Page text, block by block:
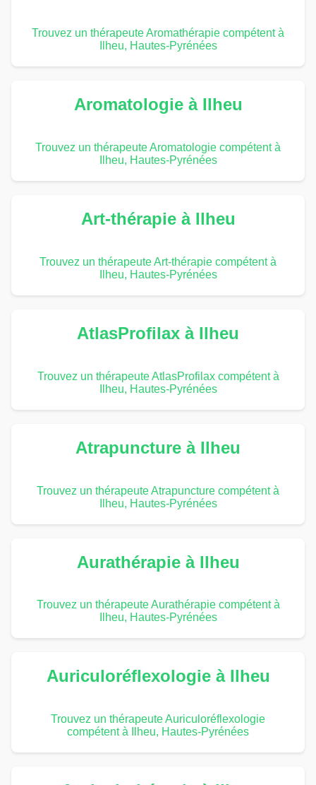
Trouvez un thérapeute Aromathérapie compétent à
Ilheu, Hautes-Pyrénées
Aromatologie à Ilheu
Trouvez un thérapeute Aromatologie compétent à
Ilheu, Hautes-Pyrénées
Art-thérapie à Ilheu
Trouvez un thérapeute Art-thérapie compétent à
Ilheu, Hautes-Pyrénées
AtlasProfilax à Ilheu
Trouvez un thérapeute AtlasProfilax compétent à
Ilheu, Hautes-Pyrénées
Atrapuncture à Ilheu
Trouvez un thérapeute Atrapuncture compétent à
Ilheu, Hautes-Pyrénées
Aurathérapie à Ilheu
Trouvez un thérapeute Aurathérapie compétent à
Ilheu, Hautes-Pyrénées
Auriculoréflexologie à Ilheu
Trouvez un thérapeute Auriculoréflexologie
compétent à Ilheu, Hautes-Pyrénées